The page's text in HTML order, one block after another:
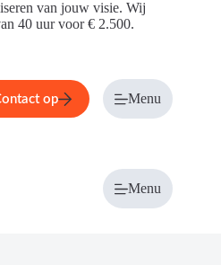
van jouw visie. Wij
40 uur voor € 2.500.
Service Over ons
op Menu
Menu